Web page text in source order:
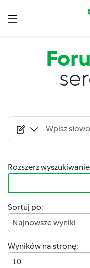
Rozszerz wyszukiwanie
Sortuj po:
Najnowsze wyniki
Wyników na stronę:
10